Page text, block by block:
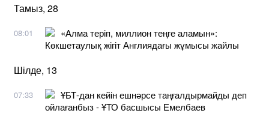
Тамыз, 28
08:01
«Алма теріп, миллион теңге аламын»:
Көкшетаулық жігіт Англиядағы жұмысы жайлы
Шілде, 13
07:33
ҰБТ-дан кейін ешнәрсе таңғалдырмайды деп
ойлағанбыз - ҰТО басшысы Емелбаев